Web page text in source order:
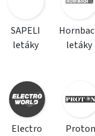
SAPELI
letáky
letáky
Electro
Proton